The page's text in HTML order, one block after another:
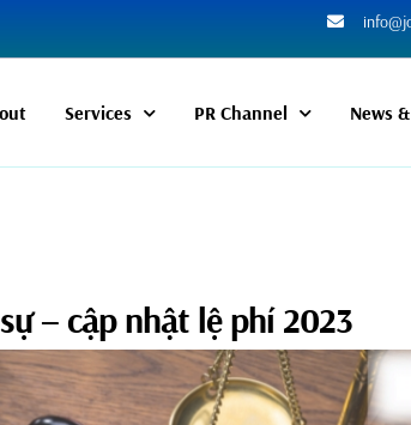
Services PR Channel News
– cập nhật lệ phí 2023